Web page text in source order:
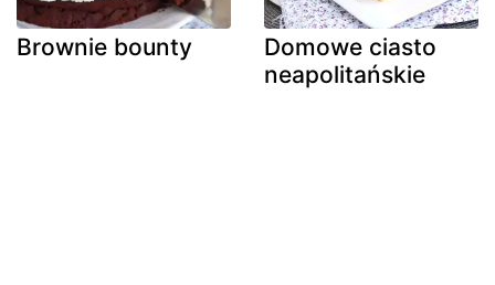
Brownie bounty
Domowe ciasto
neapolitańskie